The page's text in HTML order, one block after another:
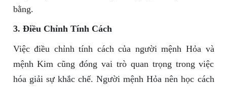
bằng.
3. Điều Chỉnh Tính Cách
Việc điều chỉnh tính cách của người mệnh Hỏa và
mệnh Kim cũng đóng vai trò quan trọng trong việc
hóa giải sự khắc chế. Người mệnh Hỏa nên học cách